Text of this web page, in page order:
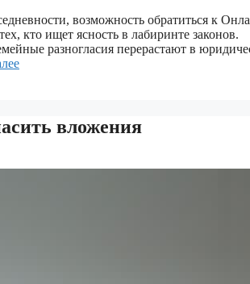
возможность обратиться к
кто ищет ясность в лабиринте законов.
разногласия перерастают в
вложения